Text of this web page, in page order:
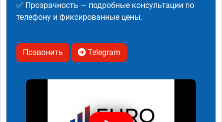
✅ Прозрачность — подробные консультации по
телефону и фиксированные цены.
Позвонить Telegram